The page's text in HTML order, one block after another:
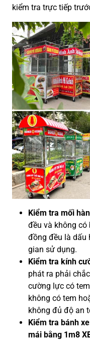
kiểm tra trực tiếp
Kiểm tra mối
đều và không
đồng đều là dấu
gian sử dụng.
Kiểm tra kính
phát ra phải
cường lực có
không có tem
không đủ độ an
Kiểm tra bánh
mái bằng 1m8